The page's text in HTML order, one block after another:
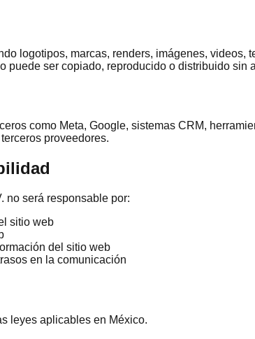
logotipos, marcas, renders, imágenes,
puede ser copiado, reproducido o distribuido sin
como Meta, Google, sistemas CRM,
proveedores.
no será responsable por:
sitio web
del sitio web
en la comunicación
leyes aplicables en México.